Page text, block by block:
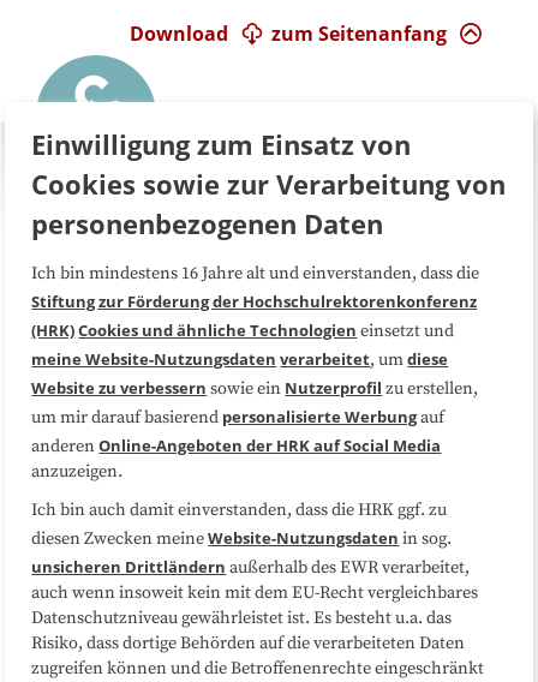
zum Seitenanfang
Download
Über uns FAQ
Medienarbeit Kooperationen
Datenschutzerklärung Impressum
Sitemap
Folgen Sie uns
Einwilligung zum Einsatz von
Cookies sowie zur Verarbeitung von
personenbezogenen Daten
Ich bin mindestens 16 Jahre alt und einverstanden, dass die
Stiftung zur Förderung der Hochschulrektorenkonferenz
(HRK)Cookies und ähnliche Technologien einsetzt und
meine Website-Nutzungsdaten verarbeitet, umdiese
Website zu verbessern sowie ein Nutzerprofil zu erstellen,
um mir darauf basierend personalisierte Werbungauf
anderenOnline-Angeboten der HRK auf Social Media
anzuzeigen.
Ich bin auch damit einverstanden, dass die HRK ggf. zu
diesen Zwecken meineWebsite-Nutzungsdaten in sog.
unsicheren Drittländern außerhalb des EWR verarbeitet,
auch wenn insoweit kein mit dem EU-Recht vergleichbares
Datenschutzniveau gewährleistet ist. Es besteht u.a. das
Risiko, dass dortige Behörden auf die verarbeiteten Daten
zugreifen können und die Betroffenenrechte eingeschränkt